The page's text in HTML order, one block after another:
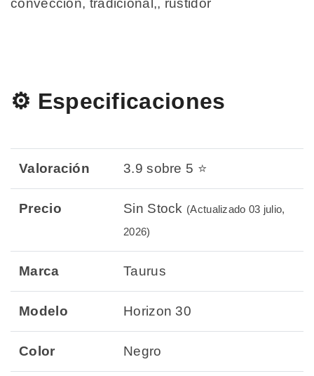
convección, tradicional,, rustidor
⚙️ Especificaciones
Valoración 3.9 sobre 5 ⭐
Precio Sin Stock (Actualizado 03 julio,
2026)
Marca Taurus
Modelo Horizon 30
Color Negro